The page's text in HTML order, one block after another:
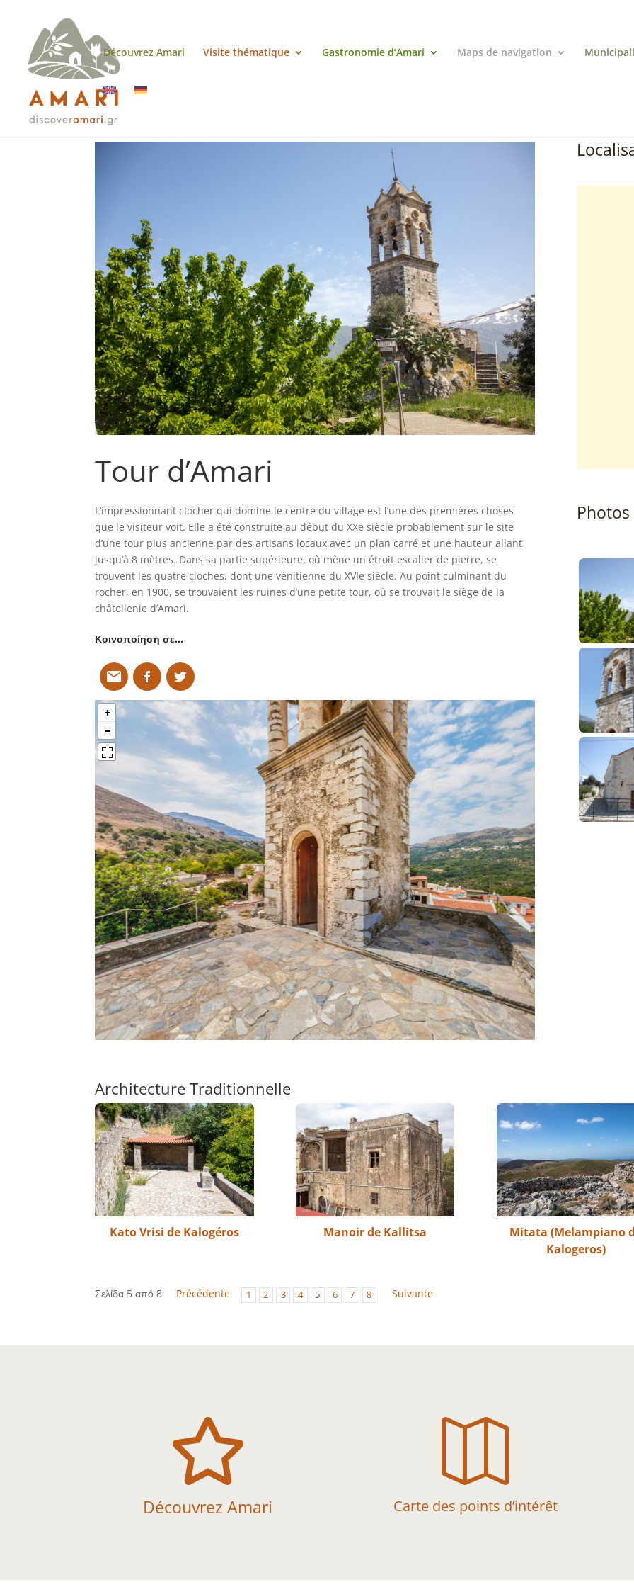
Découvrez Amari Visite thématique Gastronomie d’Amari Maps de navigation
Tour d’Amari
L’impressionnant clocher qui domine le centre du village est l’une des premières choses
que le visiteur voit. Elle a été construite au début du XXe siècle probablement sur le site
d’une tour plus ancienne par des artisans locaux avec un plan carré et une hauteur allant
jusqu’à 8 mètres. Dans sa partie supérieure, où mène un étroit escalier de pierre, se
trouvent les quatre cloches, dont une vénitienne du XVIe siècle. Au point culminant du
rocher, en 1900, se trouvaient les ruines d’une petite tour, où se trouvait le siège de la
châtellenie d’Amari.
Κοινοποίηση σε…
Photos
Architecture Traditionnelle
Kato Vrisi de Kalogéros Manoir de Kallitsa
Mitata (Melampiano
Kalogeros)
Σελίδα 5 από 8 Précédente 1 2 3 4 5 6 7 8 Suivante

Découvrez Amari

Carte des points d’intérêt